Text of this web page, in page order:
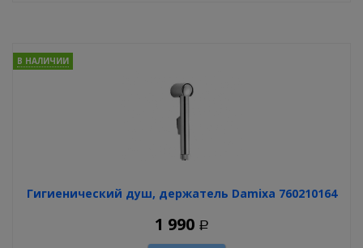
Гигиенический душ, держатель Damixa 760210164
В НАЛИЧИИ
1 990 Р